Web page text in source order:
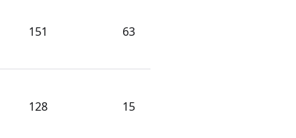
151 63
128 15